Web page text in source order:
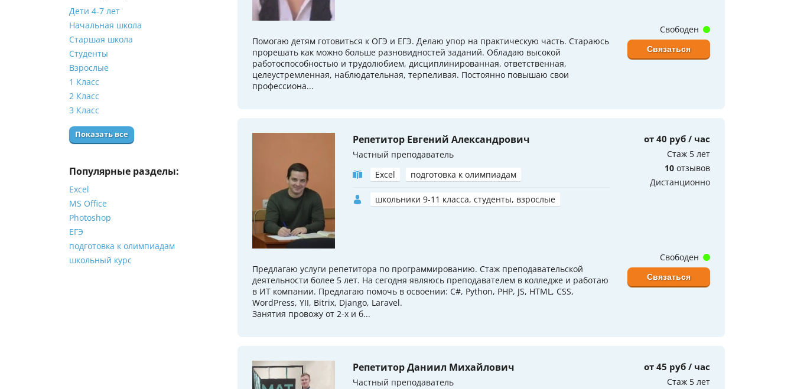
Дети 4-7 лет
Начальная школа
Старшая школа
Студенты
Взрослые
1 Класс
2 Класс
3 Класс
Показать все
Популярные разделы:
Excel
MS Office
Photoshop
ЕГЭ
подготовка к олимпиадам
школьный курс
Помогаю детям готовиться к ОГЭ и ЕГЭ. Делаю упор на практическую часть. Стараюсь
прорешать как можно больше разновидностей заданий. Обладаю высокой
работоспособностью и трудолюбием, дисциплинированная, ответственная,
целеустремленная, наблюдательная, терпеливая. Постоянно повышаю свои
профессиона...
Свободен
Связаться
Репетитор Евгений Александрович
Частный преподаватель
Excel
подготовка к олимпиадам
школьники 9-11 класса, студенты, взрослые
от 40 руб / час
Стаж 5 лет
10 отзывов
Дистанционно
Предлагаю услуги репетитора по программированию. Стаж преподавательской
деятельности более 5 лет. На сегодня являюсь преподавателем в колледже и работаю
в ИТ компании. Предлагаю помочь в освоении: C#, Python, PHP, JS, HTML, CSS,
WordPress, YII, Bitrix, Django, Laravel.
Занятия провожу от 2-х и б...
Свободен
Связаться
Репетитор Даниил Михайлович
Частный преподаватель
от 45 руб / час
Стаж 5 лет